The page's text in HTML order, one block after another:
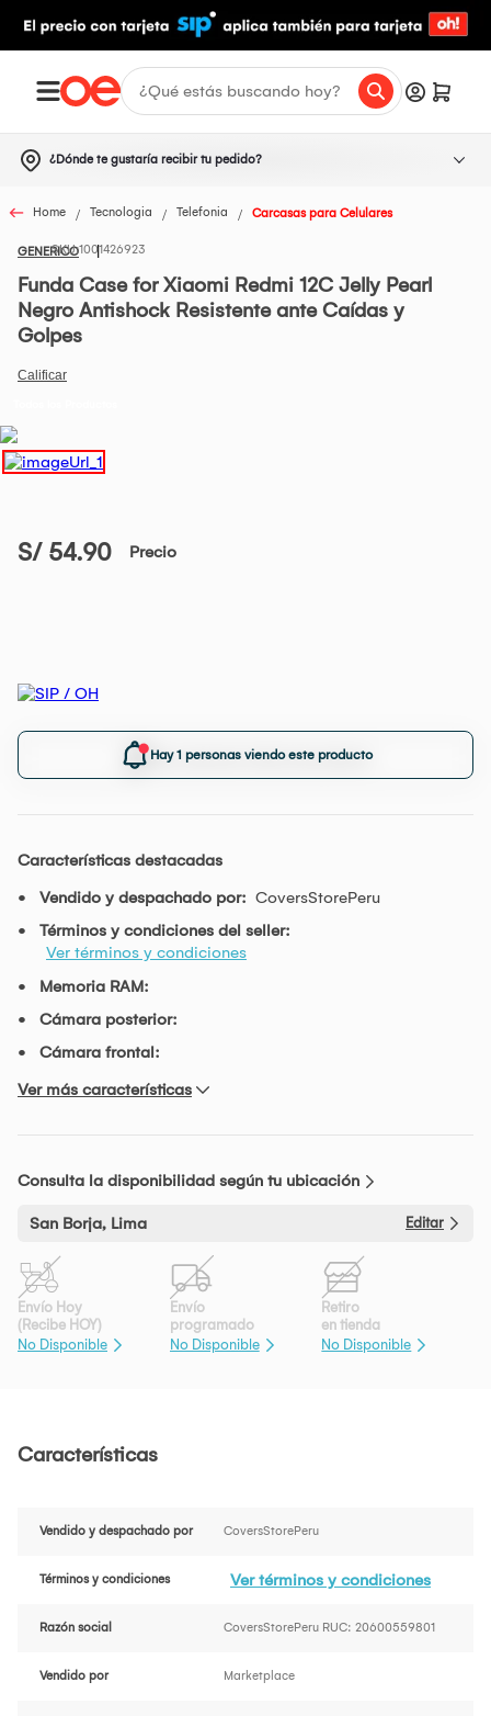
¿Dónde te gustaría recibir tu pedido?
Home Tecnologia Telefonia Carcasas para Celulares
GENERICO1001426923
Funda Case for Xiaomi Redmi 12C Jelly Pearl
Negro Antishock Resistente ante Caídas y
Golpes
S/ 54.90 Precio
Hay 1 personas viendo este producto
Características destacadas
Vendido y despachado por: CoversStorePeru
Términos y condiciones del seller:
Ver términos y condiciones
Memoria RAM:
Cámara posterior:
Cámara frontal:
Ver más características
Consulta la disponibilidad según tu ubicación
San Borja, Lima Editar
Envío Hoy
(Recibe HOY)
No Disponible
Envío
programado
No Disponible
Retiro
en tienda
No Disponible
Características
Vendido y despachado por CoversStorePeru
Términos y condiciones Ver términos y condiciones
Razón social CoversStorePeru RUC: 20600559801
Vendido por Marketplace